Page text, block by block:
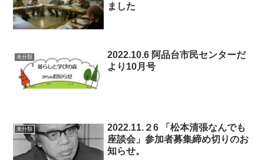
ました
未分類
2022.10.6 阿品台市民センターだ
より10月号
未分類
2022.11.２6 「松本清張なんでも
座談会」参加者募集締め切りのお
知らせ。